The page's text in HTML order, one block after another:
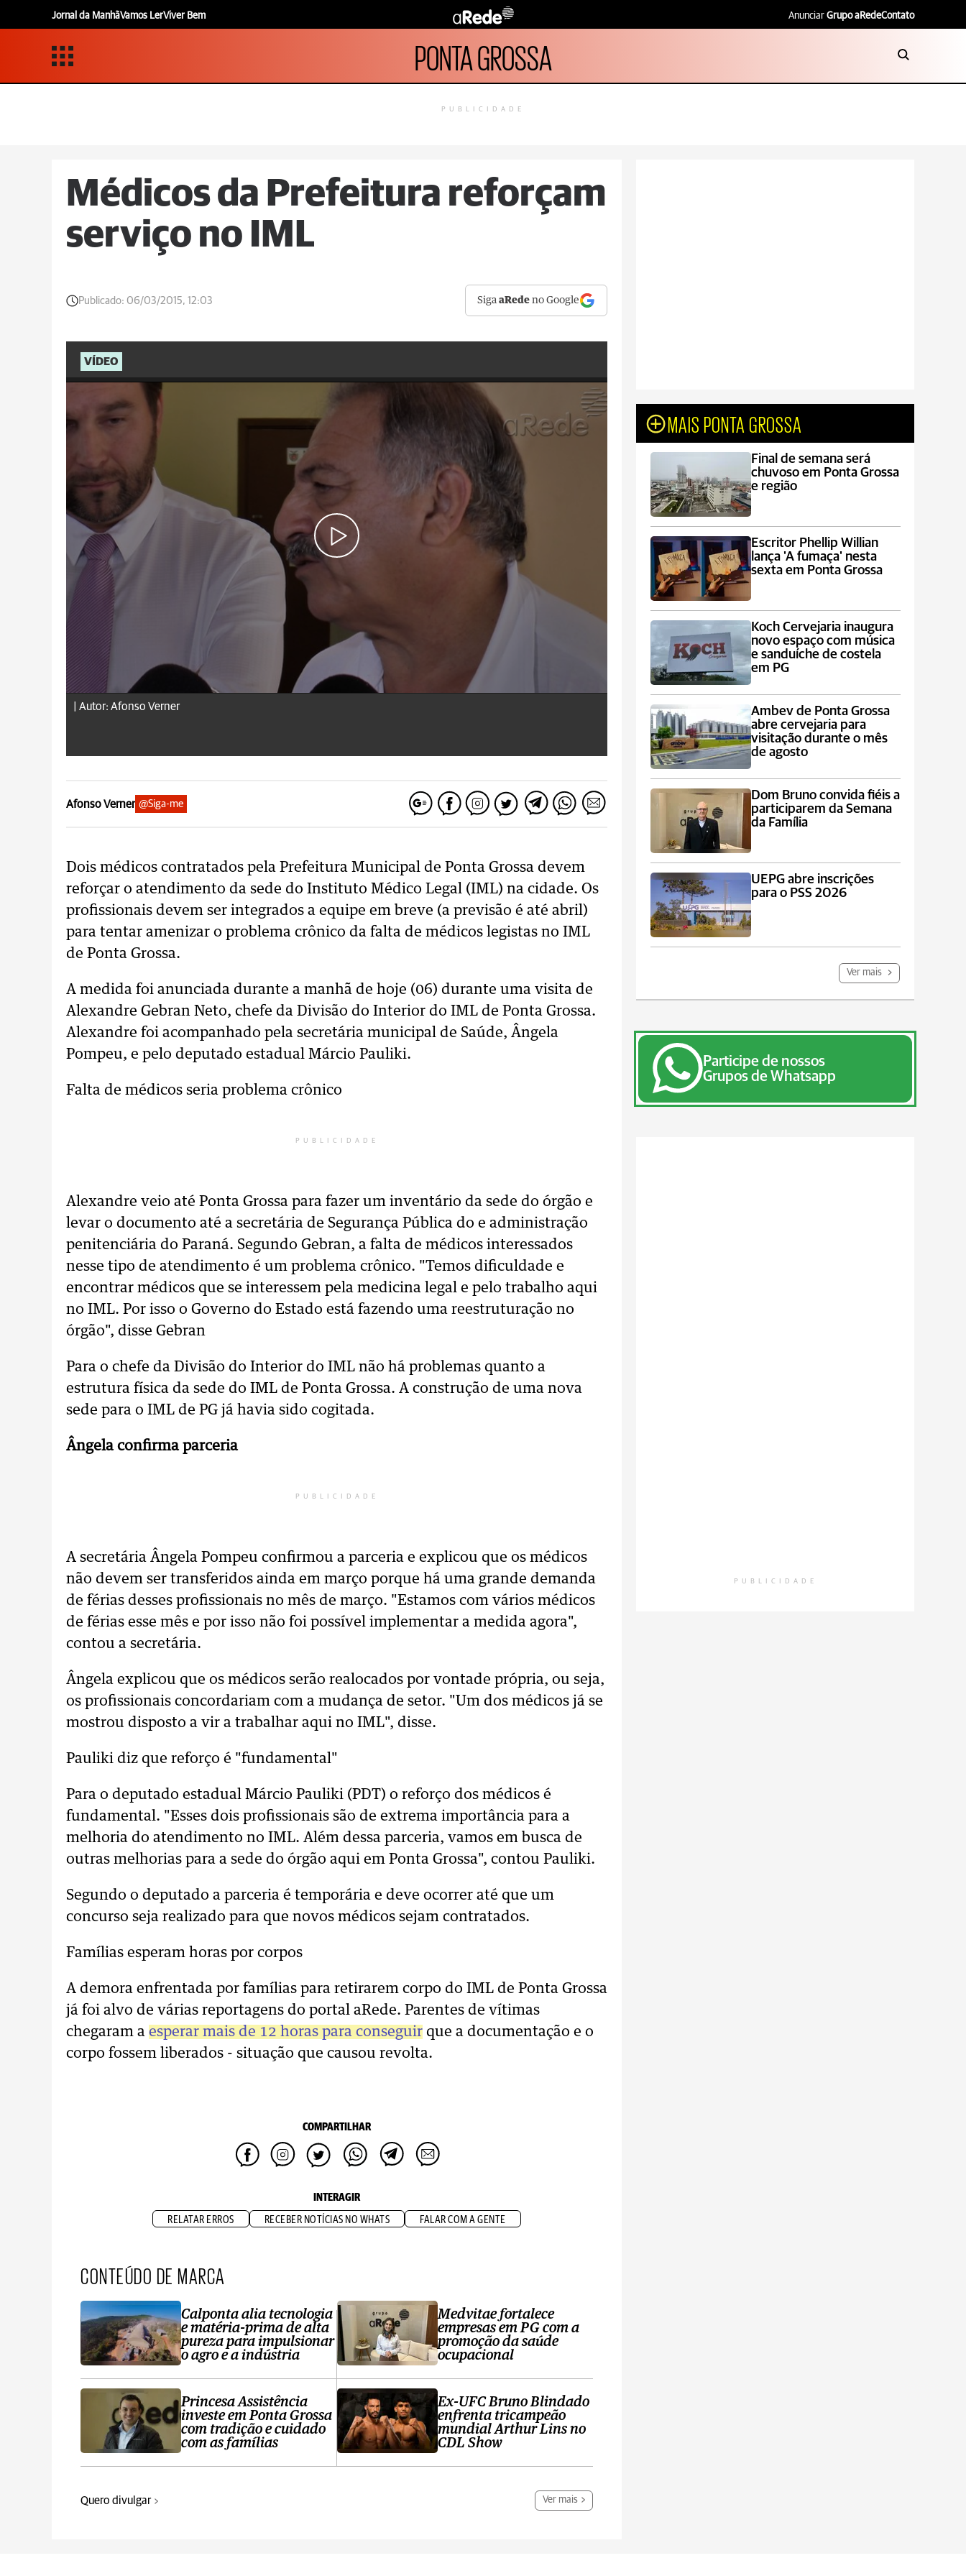
Jornal da ManhãVamos LerViver Bem Anunciar Grupo aRedeContato
PONTA GROSSA
PUBLICIDADE
Médicos da Prefeitura reforçam
serviço no IML
Publicado: 06/03/2015, 12:03 SigaaRede no Google
VÍDEO
Autor: Afonso Verner
Afonso Verner @Siga-me
Dois médicos contratados pela Prefeitura Municipal de Ponta Grossa devem
reforçar o atendimento da sede do Instituto Médico Legal (IML) na cidade. Os
profissionais devem ser integrados a equipe em breve (a previsão é até abril)
para tentar amenizar o problema crônico da falta de médicos legistas no IML
de Ponta Grossa.
A medida foi anunciada durante a manhã de hoje (06) durante uma visita de
Alexandre Gebran Neto, chefe da Divisão do Interior do IML de Ponta Grossa.
Alexandre foi acompanhado pela secretária municipal de Saúde, Ângela
Pompeu, e pelo deputado estadual Márcio Pauliki.
Falta de médicos seria problema crônico
PUBLICIDADE
Alexandre veio até Ponta Grossa para fazer um inventário da sede do órgão e
levar o documento até a secretária de Segurança Pública do e administração
penitenciária do Paraná. Segundo Gebran, a falta de médicos interessados
nesse tipo de atendimento é um problema crônico. "Temos dificuldade e
encontrar médicos que se interessem pela medicina legal e pelo trabalho aqui
no IML. Por isso o Governo do Estado está fazendo uma reestruturação no
órgão", disse Gebran
Para o chefe da Divisão do Interior do IML não há problemas quanto a
estrutura física da sede do IML de Ponta Grossa. A construção de uma nova
sede para o IML de PG já havia sido cogitada.
Ângela confirma parceria
PUBLICIDADE
A secretária Ângela Pompeu confirmou a parceria e explicou que os médicos
não devem ser transferidos ainda em março porque há uma grande demanda
de férias desses profissionais no mês de março. "Estamos com vários médicos
de férias esse mês e por isso não foi possível implementar a medida agora",
contou a secretária.
Ângela explicou que os médicos serão realocados por vontade própria, ou seja,
os profissionais concordariam com a mudança de setor. "Um dos médicos já se
mostrou disposto a vir a trabalhar aqui no IML", disse.
Pauliki diz que reforço é "fundamental"
Para o deputado estadual Márcio Pauliki (PDT) o reforço dos médicos é
fundamental. "Esses dois profissionais são de extrema importância para a
melhoria do atendimento no IML. Além dessa parceria, vamos em busca de
outras melhorias para a sede do órgão aqui em Ponta Grossa", contou Pauliki.
Segundo o deputado a parceria é temporária e deve ocorrer até que um
concurso seja realizado para que novos médicos sejam contratados.
Famílias esperam horas por corpos
A demora enfrentada por famílias para retirarem corpo do IML de Ponta Grossa
já foi alvo de várias reportagens do portal aRede. Parentes de vítimas
chegaram a esperar mais de 12 horas para conseguir que a documentação e o
corpo fossem liberados - situação que causou revolta.
COMPARTILHAR
INTERAGIR
RELATAR ERROS RECEBER NOTÍCIAS NO WHATS FALAR COM A GENTE
CONTEÚDO DE MARCA
Calponta alia tecnologia
e matéria-prima de alta
pureza para impulsionar
o agro e a indústria
Princesa Assistência
investe em Ponta Grossa
com tradição e cuidado
com as famílias
Medvitae fortalece
empresas em PG com a
promoção da saúde
ocupacional
Ex-UFC Bruno Blindado
enfrenta tricampeão
mundial Arthur Lins no
CDL Show
Quero divulgar Ver mais
MAIS PONTA GROSSA
Final de semana será
chuvoso em Ponta Grossa
e região
Escritor Phellip Willian
lança 'A fumaça' nesta
sexta em Ponta Grossa
Koch Cervejaria inaugura
novo espaço com música
e sanduíche de costela
em PG
Ambev de Ponta Grossa
abre cervejaria para
visitação durante o mês
de agosto
Dom Bruno convida fiéis a
participarem da Semana
da Família
UEPG abre inscrições
para o PSS 2026
Ver mais
Participe de nossos
Grupos de Whatsapp
PUBLICIDADE